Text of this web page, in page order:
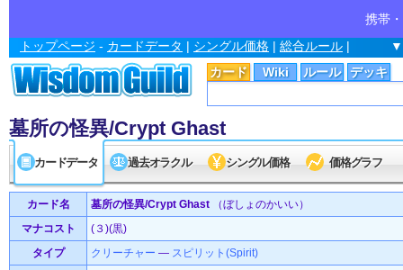
携帯
カード Wiki ルール デッキ
トップページ - カードデータ | シングル価格 | 総合ルール |
墓所の怪異/Crypt Ghast
カードデータ 過去オラクル シングル価格 価格グラフ
カード名 墓所の怪異/Crypt Ghast （ぼしょのかいい）
マナコスト
(３)(黒)
タイプ
クリーチャー — スピリット(Spirit)